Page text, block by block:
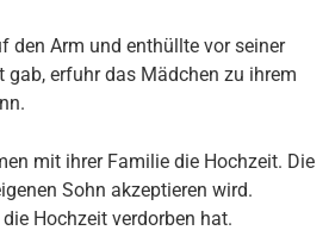
den Arm und enthüllte vor seiner
erfuhr das Mädchen zu ihrem
mit ihrer Familie die Hochzeit. Die
Sohn akzeptieren wird.
Hochzeit verdorben hat.